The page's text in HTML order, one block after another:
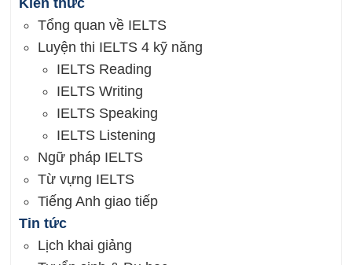
Tổng quan về IELTS
Luyện thi IELTS 4 kỹ năng
IELTS Reading
IELTS Writing
IELTS Speaking
IELTS Listening
Ngữ pháp IELTS
Từ vựng IELTS
Tiếng Anh giao tiếp
Tin tức
Lịch khai giảng